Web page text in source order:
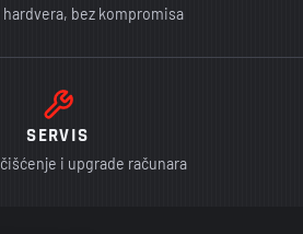
bez kompromisa
SERVIS
i upgrade računara